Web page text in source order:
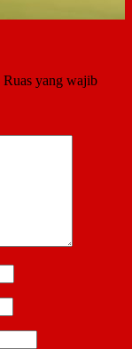
Ruas yang wajib